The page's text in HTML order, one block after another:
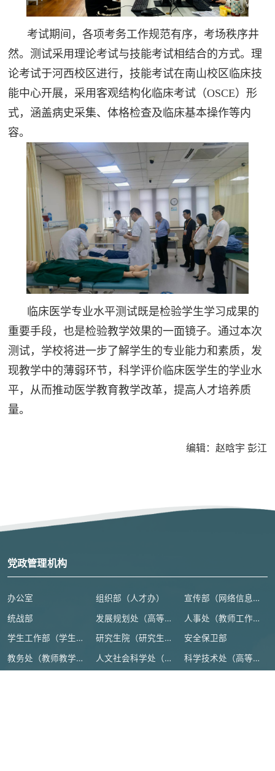
考试期间，各项考务工作规范有序，考场秩序井
然。测试采用理论考试与技能考试相结合的方式。理
论考试于河西校区进行，技能考试在南山校区临床技
能中心开展，采用客观结构化临床考试（OSCE）形
式，涵盖病史采集、体格检查及临床基本操作等内
容。
临床医学专业水平测试既是检验学生学习成果的
重要手段，也是检验教学效果的一面镜子。通过本次
测试，学校将进一步了解学生的专业能力和素质，发
现教学中的薄弱环节，科学评价临床医学生的学业水
平，从而推动医学教育教学改革，提高人才培养质
量。
编辑：赵晗宇 彭江
党政管理机构
办公室 组织部（人才办） 宣传部（网络信息安全管理与新闻中心）
统战部 发展规划处（高等教育研究所） 人事处（教师工作部）
学生工作部（学生处、人武部） 研究生院（研究生工作部、学科建设办公室） 安全保卫部
教务处（教师教学发展中心） 人文社会科学处（高等人文研究院） 科学技术处（高等研究院）